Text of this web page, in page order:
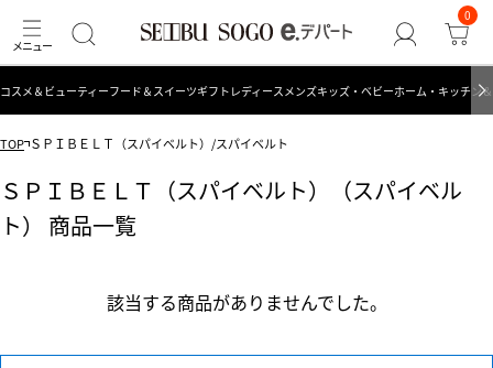
0
コスメ＆ビューティーフード＆スイーツギフト レディース メンズキッズ・ベビーホーム・キッチン
TOP ＳＰＩＢＥＬＴ（スパイベルト）/スパイベルト
ＳＰＩＢＥＬＴ（スパイベルト）（スパイベル
ト） 商品一覧
該当する商品がありませんでした。